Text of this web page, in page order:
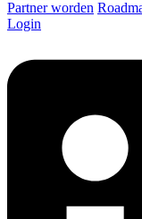
Partner worden
Login